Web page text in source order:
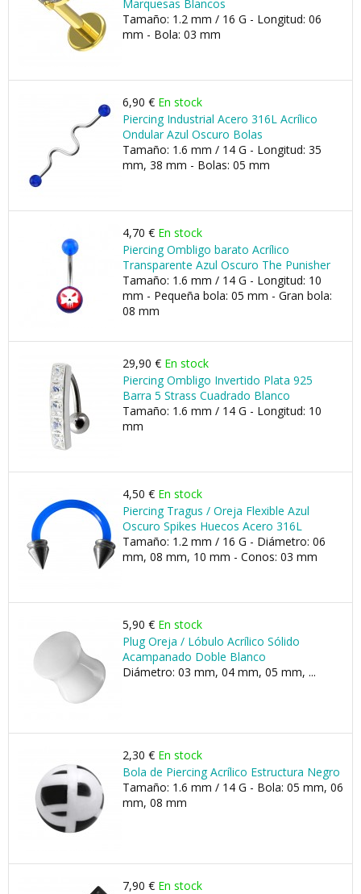
Marquesas Blancos
Tamaño: 1.2 mm / 16 G - Longitud: 06
mm - Bola: 03 mm
6,90 € En stock
Piercing Industrial Acero 316L Acrílico
Ondular Azul Oscuro Bolas
Tamaño: 1.6 mm / 14 G - Longitud: 35
mm, 38 mm - Bolas: 05 mm
4,70 € En stock
Piercing Ombligo barato Acrílico
Transparente Azul Oscuro The Punisher
Tamaño: 1.6 mm / 14 G - Longitud: 10
mm - Pequeña bola: 05 mm - Gran bola:
08 mm
29,90 € En stock
Piercing Ombligo Invertido Plata 925
Barra 5 Strass Cuadrado Blanco
Tamaño: 1.6 mm / 14 G - Longitud: 10
mm
4,50 € En stock
Piercing Tragus / Oreja Flexible Azul
Oscuro Spikes Huecos Acero 316L
Tamaño: 1.2 mm / 16 G - Diámetro: 06
mm, 08 mm, 10 mm - Conos: 03 mm
5,90 € En stock
Plug Oreja / Lóbulo Acrílico Sólido
Acampanado Doble Blanco
Diámetro: 03 mm, 04 mm, 05 mm, ...
2,30 € En stock
Bola de Piercing Acrílico Estructura Negro
Tamaño: 1.6 mm / 14 G - Bola: 05 mm, 06
mm, 08 mm
7,90 € En stock